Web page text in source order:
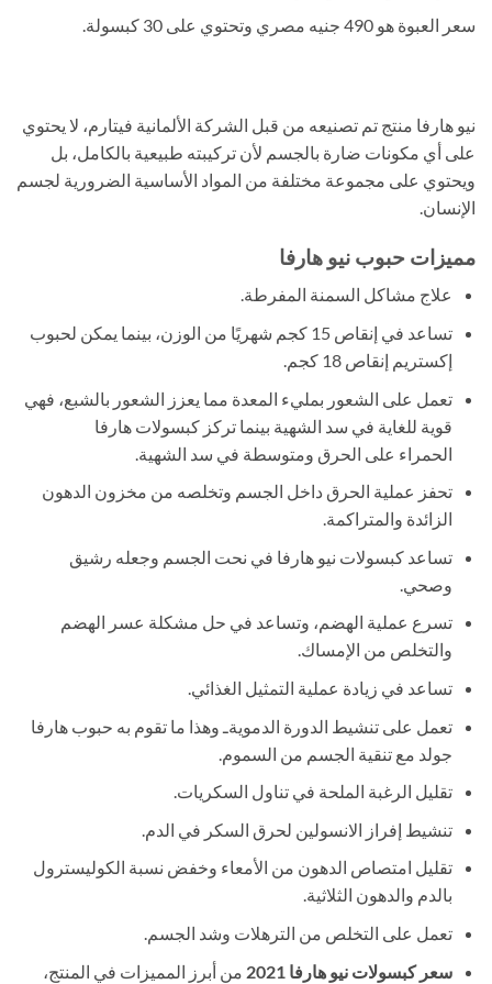
سعر العبوة هو 490 جنيه مصري وتحتوي على 30 كبسولة.
نيو هارفا منتج تم تصنيعه من قبل الشركة الألمانية فيتارم، لا يحتوي
على أي مكونات ضارة بالجسم لأن تركيبته طبيعية بالكامل، بل
ويحتوي على مجموعة مختلفة من المواد الأساسية الضرورية لجسم
الإنسان.
مميزات حبوب نيو هارفا
علاج مشاكل السمنة المفرطة.
تساعد في إنقاص 15 كجم شهريًا من الوزن، بينما يمكن لحبوب
إكستريم إنقاص 18 كجم.
تعمل على الشعور بمليء المعدة مما يعزز الشعور بالشبع، فهي
قوية للغاية في سد الشهية بينما تركز كبسولات هارفا
الحمراء على الحرق ومتوسطة في سد الشهية.
تحفز عملية الحرق داخل الجسم وتخلصه من مخزون الدهون
الزائدة والمتراكمة.
تساعد كبسولات نيو هارفا في نحت الجسم وجعله رشيق
وصحي.
تسرع عملية الهضم، وتساعد في حل مشكلة عسر الهضم
والتخلص من الإمساك.
تساعد في زيادة عملية التمثيل الغذائي.
تعمل على تنشيط الدورة الدمويةـ وهذا ما تقوم به حبوب هارفا
جولد مع تنقية الجسم من السموم.
تقليل الرغبة الملحة في تناول السكريات.
تنشيط إفراز الانسولين لحرق السكر في الدم.
تقليل امتصاص الدهون من الأمعاء وخفض نسبة الكوليسترول
بالدم والدهون الثلاثية.
تعمل على التخلص من الترهلات وشد الجسم.
سعر كبسولات نيو هارفا 2021
من أبرز المميزات في المنتج،